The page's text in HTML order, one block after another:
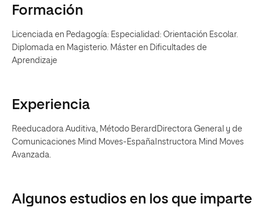
Formación
Licenciada en Pedagogía: Especialidad: Orientación Escolar.
Diplomada en Magisterio. Máster en Dificultades de
Aprendizaje
Experiencia
Reeducadora Auditiva, Método BerardDirectora General y de
Comunicaciones Mind Moves-EspañaInstructora Mind Moves
Avanzada.
Algunos estudios en los que imparte